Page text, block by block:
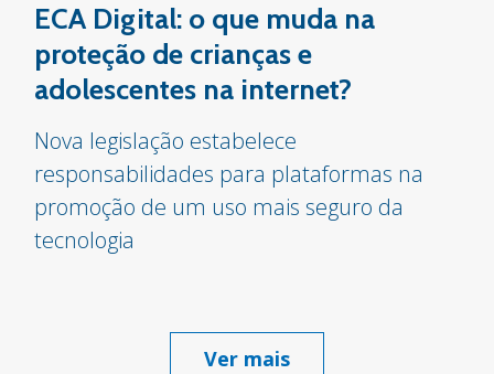
ECA Digital: o que muda na
proteção de crianças e
adolescentes na internet?
Nova legislação estabelece
responsabilidades para plataformas na
promoção de um uso mais seguro da
tecnologia
Ver mais